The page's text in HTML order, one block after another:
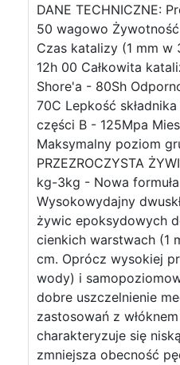
DANE TECHNICZNE:
50 wagowo
Czas katalizy (1 mm w
12h 00 Całkowita
Shore'a - 80Sh
70C Lepkość
części B - 125Mpa
Maksymalny poziom
PRZEZROCZYSTA
kg-3kg - Nowa
Wysokowydajny
żywic epoksydowych
cienkich warstwach (1
cm. Oprócz wysokiej
wody) i
dobre uszczelnienie
zastosowań z
charakteryzuje się
zmniejsza obecność